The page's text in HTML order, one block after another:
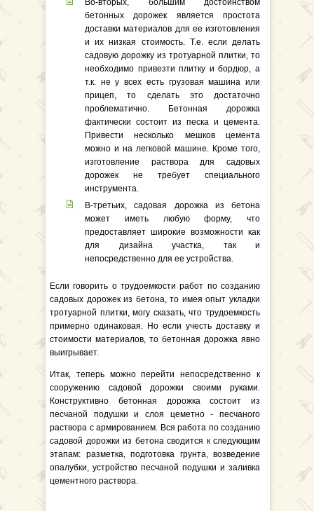
Во-вторых, большим достоинством
бетонных дорожек является простота
доставки материалов для ее изготовления
и их низкая стоимость. Т.е. если делать
садовую дорожку из тротуарной плитки, то
необходимо привезти плитку и бордюр, а
т.к. не у всех есть грузовая машина или
прицеп, то сделать это достаточно
проблематично. Бетонная дорожка
фактически состоит из песка и цемента.
Привести несколько мешков цемента
можно и на легковой машине. Кроме того,
изготовление раствора для садовых
дорожек не требует специального
инструмента.
В-третьих, садовая дорожка из бетона
может иметь любую форму, что
предоставляет широкие возможности как
для дизайна участка, так и
непосредственно для ее устройства.
Если говорить о трудоемкости работ по созданию
садовых дорожек из бетона, то имея опыт укладки
тротуарной плитки, могу сказать, что трудоемкость
примерно одинаковая. Но если учесть доставку и
стоимости материалов, то бетонная дорожка явно
выигрывает.
Итак, теперь можно перейти непосредственно к
сооружению садовой дорожки своими руками.
Конструктивно бетонная дорожка состоит из
песчаной подушки и слоя цеметно - песчаного
раствора с армированием. Вся работа по созданию
садовой дорожки из бетона сводится к следующим
этапам: разметка, подготовка грунта, возведение
опалубки, устройство песчаной подушки и заливка
цементного раствора.